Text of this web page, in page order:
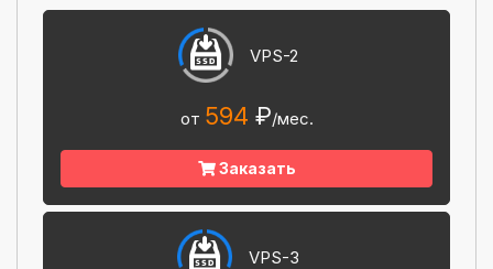
VPS-2
от 594 ₽/мес.
Заказать
VPS-3